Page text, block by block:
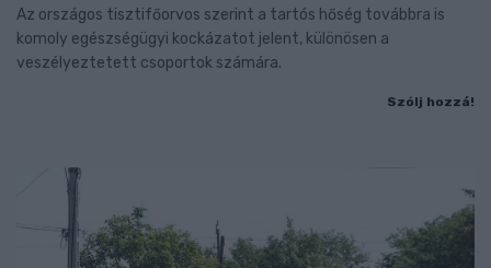
Az országos tisztifőorvos szerint a tartós hőség továbbra is
komoly egészségügyi kockázatot jelent, különösen a
veszélyeztetett csoportok számára.
Szólj hozzá!